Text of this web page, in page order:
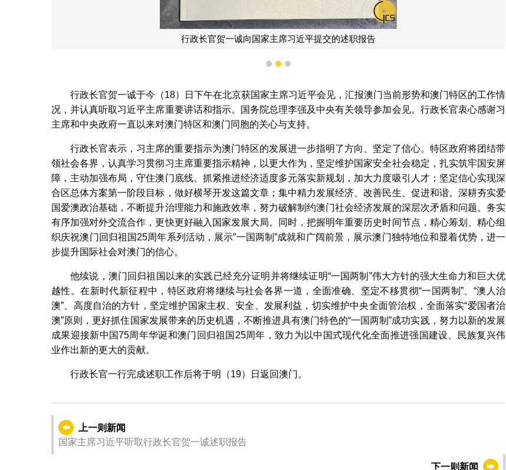
行政长官贺一诚向国家主席习近平提交的述职报告
1 2 3
行政长官贺一诚于今（18）日下午在北京获国家主席习近平会见，汇报澳门当前形势和澳门特区的工作情
况，并认真听取习近平主席重要讲话和指示。国务院总理李强及中央有关领导参加会见。行政长官衷心感谢习
主席和中央政府一直以来对澳门特区和澳门同胞的关心与支持。
行政长官表示，习主席的重要指示为澳门特区的发展进一步指明了方向、坚定了信心。特区政府将团结带
领社会各界，认真学习贯彻习主席重要指示精神，以更大作为，坚定维护国家安全社会稳定，扎实筑牢国安屏
障，主动加强布局，守住澳门底线。抓紧推进经济适度多元落实新规划，加大力度吸引人才；坚定信心实现深
合区总体方案第一阶段目标，做好横琴开发这篇文章；集中精力发展经济、改善民生、促进和谐。深耕夯实爱
国爱澳政治基础，不断提升治理能力和施政效率，努力破解制约澳门社会经济发展的深层次矛盾和问题。务实
有序加强对外交流合作，更快更好融入国家发展大局。同时，把握明年重要历史时间节点，精心筹划、精心组
织庆祝澳门回归祖国25周年系列活动，展示”一国两制”成就和广阔前景，展示澳门独特地位和显着优势，进一
步提升国际社会对澳门的信心。
他续说，澳门回归祖国以来的实践已经充分证明并将继续证明“一国两制”伟大方针的强大生命力和巨大优
越性。在新时代新征程中，特区政府将继续与社会各界一道，全面准确、坚定不移贯彻“一国两制”、“澳人治
澳”、高度自治的方针，坚定维护国家主权、安全、发展利益，切实维护中央全面管治权，全面落实“爱国者治
澳”原则，更好抓住国家发展带来的历史机遇，不断推进具有澳门特色的“一国两制”成功实践，努力以新的发展
成果迎接新中国75周年华诞和澳门回归祖国25周年，致力为以中国式现代化全面推进强国建设、民族复兴伟
业作出新的更大的贡献。
行政长官一行完成述职工作后将于明（19）日返回澳门。
上一则新闻
国家主席习近平听取行政长官贺一诚述职报告
下一则新闻